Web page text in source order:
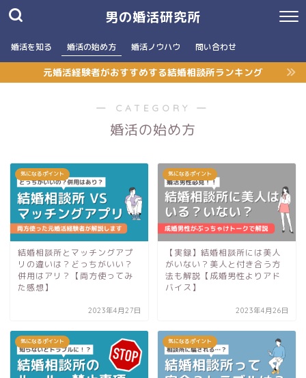
男の婚活研究所
婚活を知る 婚活の始め方 婚活ノウハウ 問い合わせ
元婚活経験者がおすすめする結婚相談所ランキング
― CATEGORY ―
婚活の始め方
気になるポイント
結婚相談所とマッチングアプ
リの違いは？どっちがいい？
併用はアリ？【両方使ってみ
た感想】
2023年4月27日
気になるポイント
【実録】結婚相談所には美人
がいない？美人と付き合う方
法も解説【成婚男性よりアド
バイス】
2023年4月26日
気になるポイント 気になるポイント